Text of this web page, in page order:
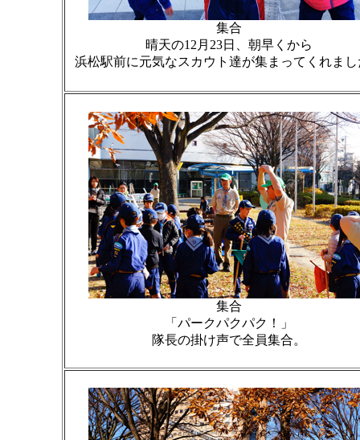
集合
晴天の12月23日、朝早くから
浜松駅前に元気なスカウト達が集まってくれまし
集合
「パークパクパク！」
隊長の掛け声で全員集合。